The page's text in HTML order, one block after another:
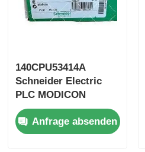
Schneider PLC-Modul
Ge-Fanuc-Modul
140CPU53414A
Schneider Electric
PLC MODICON
QUANTUM 100 MHz
Anfrage absenden